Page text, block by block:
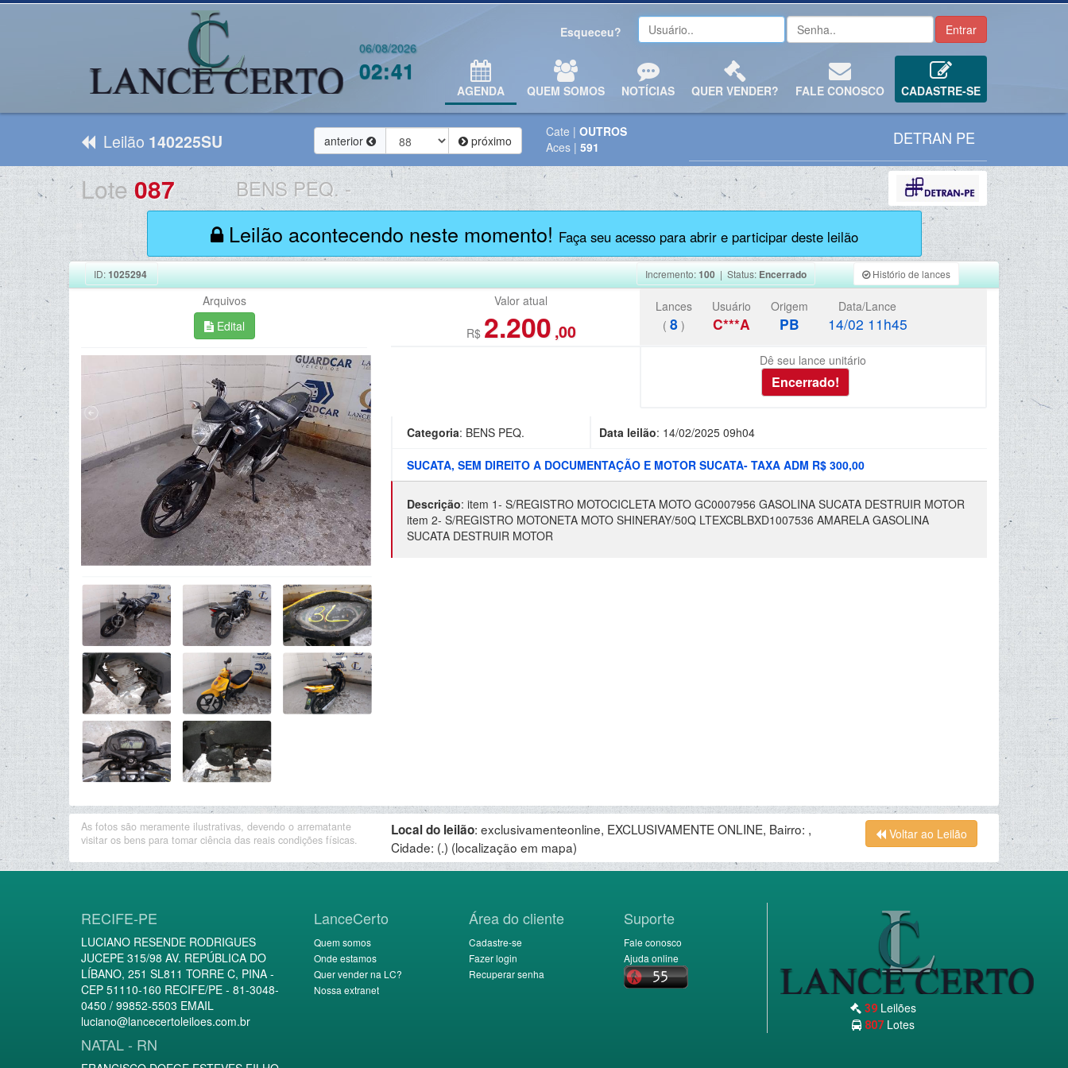
06/08/2026
02:41
Esqueceu?
AGENDA QUEM SOMOS NOTÍCIAS QUER VENDER? FALE CONOSCO CADASTRE-SE
Leilão 140225SU anterior próximo
Cate | OUTROS
Aces | 591 DETRAN PE
Lote087 BENS PEQ. -
Leilão acontecendo neste momento! Faça seu acesso para abrir e participar deste leilão
ID:1025294 Incremento:100 | Status:Encerrado Histório de lances
Arquivos
Edital
Valor atual
R$ 2.200 ,00
Lances
( 8)
Usuário
C***A
Origem
PB
Data/Lance
14/02 11h45
Dê seu lance unitário
Categoria: BENS PEQ. Data leilão: 14/02/2025 09h04
SUCATA, SEM DIREITO A DOCUMENTAÇÃO E MOTOR SUCATA- TAXA ADM R$ 300,00
Descrição: item 1- S/REGISTRO MOTOCICLETA MOTO GC0007956 GASOLINA SUCATA DESTRUIR MOTOR
item 2- S/REGISTRO MOTONETA MOTO SHINERAY/50Q LTEXCBLBXD1007536 AMARELA GASOLINA
SUCATA DESTRUIR MOTOR
As fotos são meramente ilustrativas, devendo o arrematante
visitar os bens para tomar ciência das reais condições físicas.
Local do leilão: exclusivamenteonline, EXCLUSIVAMENTE ONLINE, Bairro: ,
Cidade: (.) (localização em mapa)
Voltar ao Leilão
RECIFE-PE
LUCIANO RESENDE RODRIGUES
JUCEPE 315/98 AV. REPÚBLICA DO
LÍBANO, 251 SL811 TORRE C, PINA -
CEP 51110-160 RECIFE/PE - 81-3048-
0450 / 99852-5503 EMAIL
luciano@lancecertoleiloes.com.br
NATAL - RN
LanceCerto
Quem somos
Onde estamos
Quer vender na LC?
Nossa extranet
Área do cliente
Cadastre-se
Fazer login
Recuperar senha
Suporte
Fale conosco
Ajuda online
39Leilões
807Lotes